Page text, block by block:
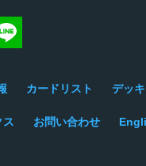
る でシェアする
カードリスト デッ
ス お問い合わせ